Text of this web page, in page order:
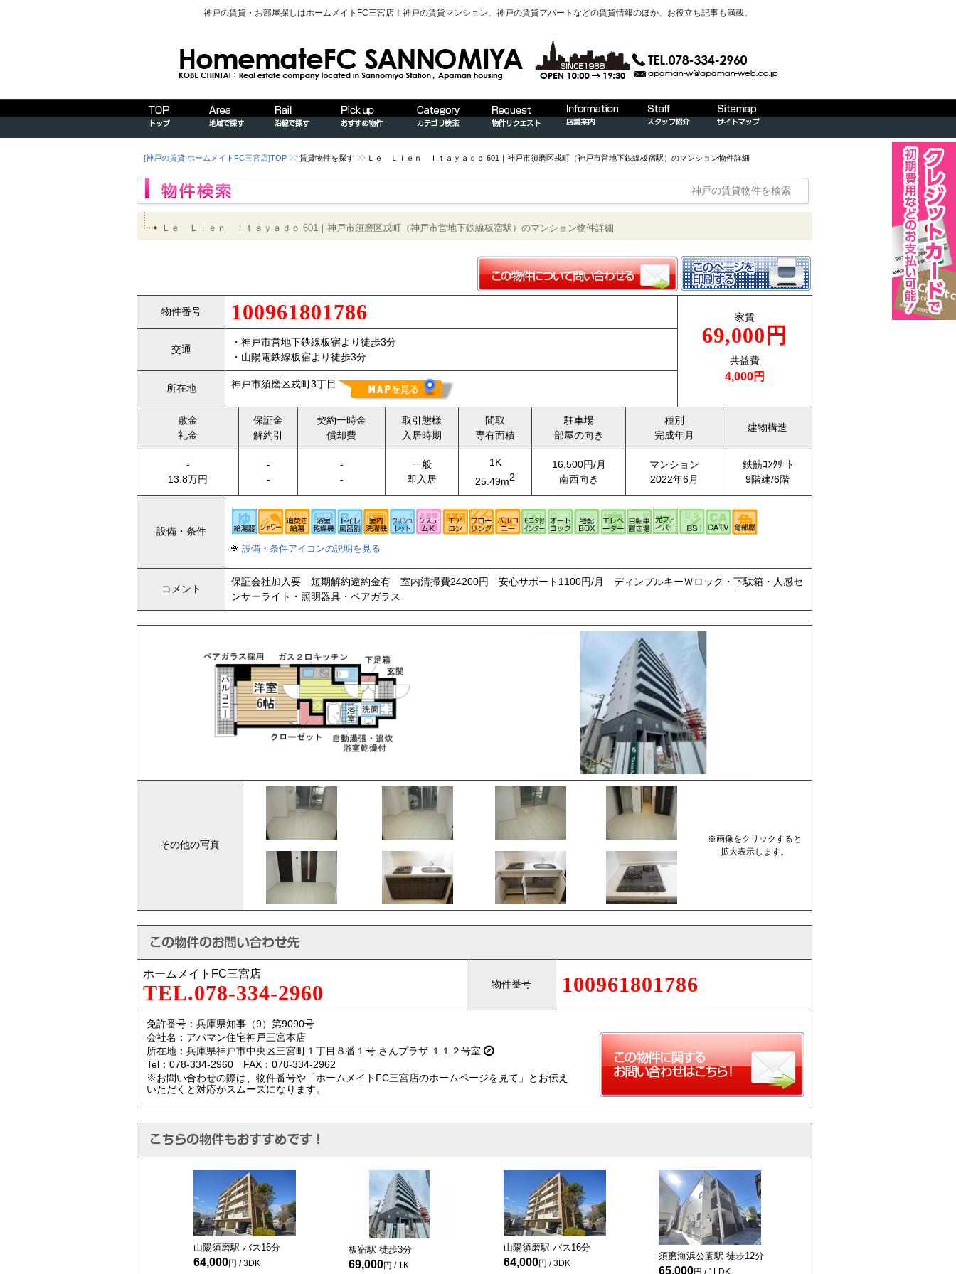
神戸の賃貸・お部屋探しはホームメイトFC三宮店！神戸の賃貸マンション、神戸の賃貸アパートなどの賃貸情報のほか、お役立ち記事も満載。
[神戸の賃貸 ホームメイトFC三宮店]TOP 賃貸物件を探す Ｌｅ Ｌｉｅｎ Ｉｔａｙａｄｏ 601｜神戸市須磨区戎町（神戸市営地下鉄線板宿駅）のマンション物件詳細
神戸の賃貸物件を検索
Ｌｅ Ｌｉｅｎ Ｉｔａｙａｄｏ 601｜神戸市須磨区戎町（神戸市営地下鉄線板宿駅）のマンション物件詳細
物件番号 100961801786 家賃
69,000円
共益費
4,000円
交通
・神戸市営地下鉄線板宿より徒歩3分
・山陽電鉄線板宿より徒歩3分
所在地 神戸市須磨区戎町3丁目
敷金
礼金
保証金
解約引
契約一時金
償却費
取引態様
入居時期
間取
専有面積
駐車場
部屋の向き
種別
完成年月
建物構造
-
13.8万円
-
-
-
-
一般
即入居
1K
25.49m2
16,500円/月
南西向き
マンション
2022年6月
鉄筋ｺﾝｸﾘｰﾄ
9階建/6階
設備・条件
設備・条件アイコンの説明を見る
コメント
保証会社加入要 短期解約違約金有 室内清掃費24200円 安心サポート1100円/月 ディンプルキーＷロック・下駄箱・人感セ
ンサーライト・照明器具・ペアガラス
その他の写真
※画像をクリックすると
拡大表示します。
ホームメイトFC三宮店
TEL.078-334-2960 物件番号 100961801786
免許番号：兵庫県知事（9）第9090号
会社名：アパマン住宅神戸三宮本店
所在地：兵庫県神戸市中央区三宮町１丁目８番１号 さんプラザ １１２号室
Tel：078-334-2960 FAX：078-334-2962
※お問い合わせの際は、物件番号や「ホームメイトFC三宮店のホームページを見て」とお伝え
いただくと対応がスムーズになります。
山陽須磨駅 バス16分
64,000円 / 3DK
板宿駅 徒歩3分
69,000円 / 1K
山陽須磨駅 バス16分
64,000円 / 3DK
須磨海浜公園駅 徒歩12分
65,000円 / 1LDK